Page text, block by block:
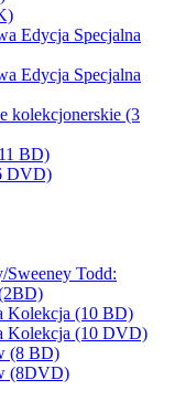
Edycja Specjalna
Edycja Specjalna
kolekcjonerskie (3
BD)
DVD)
Todd:
Kolekcja (10 BD)
Kolekcja (10 DVD)
(8 BD)
(8DVD)